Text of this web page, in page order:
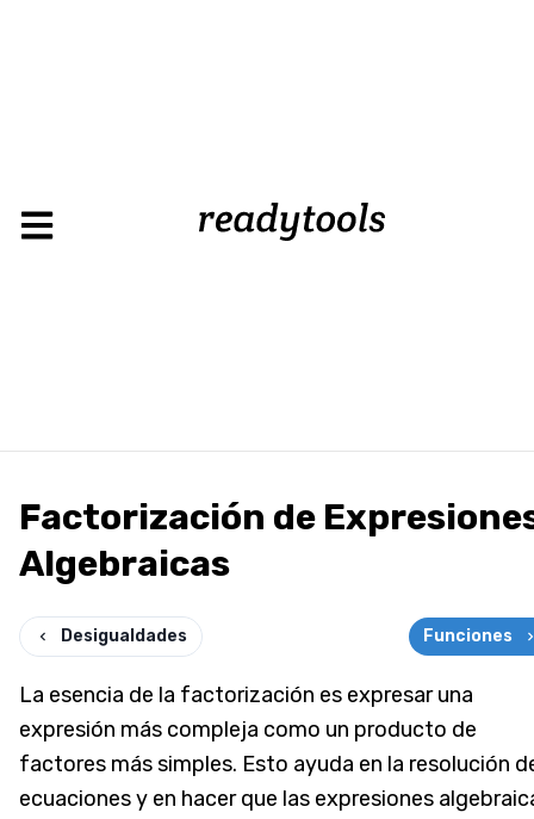
Factorización de
Algebraicas
Desigualdades Funciones
La esencia de la factorización es expresar una
expresión más compleja como un producto de
factores más simples. Esto ayuda en la resolución
ecuaciones y en hacer que las expresiones